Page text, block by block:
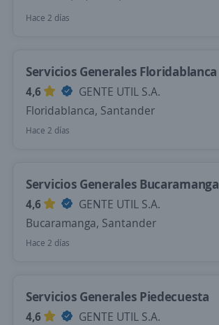
Hace 2 días
Servicios Generales Floridablanca
4,6
GENTE UTIL S.A.
Floridablanca, Santander
Hace 2 días
Servicios Generales Bucaramanga
4,6
GENTE UTIL S.A.
Bucaramanga, Santander
Hace 2 días
Servicios Generales Piedecuesta
4,6
GENTE UTIL S.A.